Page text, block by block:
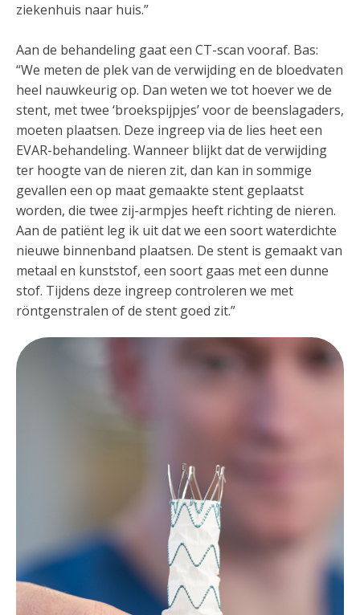
ziekenhuis naar huis.”
Aan de behandeling gaat een CT-scan vooraf. Bas:
“We meten de plek van de verwijding en de bloedvaten
heel nauwkeurig op. Dan weten we tot hoever we de
stent, met twee ‘broekspijpjes’ voor de beenslagaders,
moeten plaatsen. Deze ingreep via de lies heet een
EVAR-behandeling. Wanneer blijkt dat de verwijding
ter hoogte van de nieren zit, dan kan in sommige
gevallen een op maat gemaakte stent geplaatst
worden, die twee zij-armpjes heeft richting de nieren.
Aan de patiënt leg ik uit dat we een soort waterdichte
nieuwe binnenband plaatsen. De stent is gemaakt van
metaal en kunststof, een soort gaas met een dunne
stof. Tijdens deze ingreep controleren we met
röntgenstralen of de stent goed zit.”